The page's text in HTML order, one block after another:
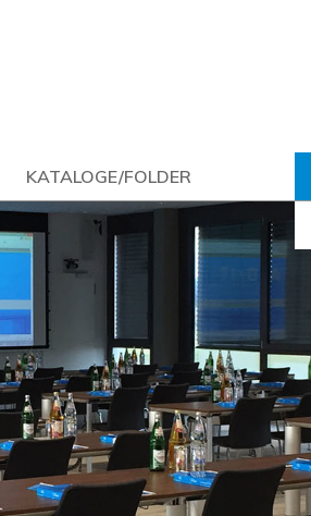
KATALOGE/FOLDER